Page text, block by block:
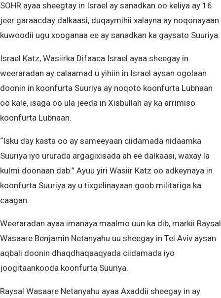
SOHR ayaa sheegtay in Israel ay sanadkan oo keliya ay 16
jeer garaacday dalkaasi, duqaymihii xalayna ay noqonayaan
kuwoodii ugu xooganaa ee ay sanadkan ka gaysato Suuriya.
Israel Katz, Wasiirka Difaaca Israel ayaa sheegay in
weeraradan ay calaamad u yihiin in Israel aysan ogolaan
doonin in koonfurta Suuriya ay noqoto koonfurta Lubnaan
oo kale, isaga oo ula jeeda in Xisbullah ay ka arrimiso
koonfurta Lubnaan.
“Isku day kasta oo ay sameeyaan ciidamada nidaamka
Suuriya iyo ururada argagixisada ah ee dalkaasi, waxay la
kulmi doonaan dab.” Ayuu yiri Wasiir Katz oo adkeynaya in
koonfurta Suuriya ay u tixgelinayaan goob militariga ka
caagan.
Weeraradan ayaa imanaya maalmo uun ka dib, markii Raysal
Wasaare Benjamin Netanyahu uu sheegay in Tel Aviv aysan
aqbali doonin dhaqdhaqaaqyada ciidamada iyo
joogitaankooda koonfurta Suuriya.
Raysal Wasaare Netanyahu ayaa Axaddii sheegay in ay